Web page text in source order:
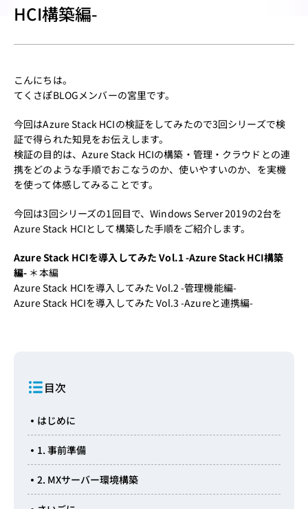
HCI構築編-
こんにちは。
てくさぽBLOGメンバーの宮里です。
今回はAzure Stack HCIの検証をしてみたので3回シリーズで検
証で得られた知見をお伝えします。
検証の目的は、Azure Stack HCIの構築・管理・クラウドとの連
携をどのような手順でおこなうのか、使いやすいのか、を実機
を使って体感してみることです。
今回は3回シリーズの1回目で、Windows Server 2019の2台を
Azure Stack HCIとして構築した手順をご紹介します。
Azure Stack HCIを導入してみた Vol.1 -Azure Stack HCI構築
編- ＊本編
Azure Stack HCIを導入してみた Vol.2 -管理機能編-
Azure Stack HCIを導入してみた Vol.3 -Azureと連携編-
目次
はじめに
1. 事前準備
2. MXサーバー環境構築